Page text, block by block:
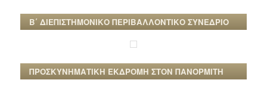
Β΄ ΔΙΕΠΙΣΤΗΜΟΝΙΚΟ ΠΕΡΙΒΑΛΛΟΝΤΙΚΟ ΣΥΝΕΔΡΙΟ
ΠΡΟΣΚΥΝΗΜΑΤΙΚΗ ΕΚΔΡΟΜΗ ΣΤΟΝ ΠΑΝΟΡΜΙΤΗ